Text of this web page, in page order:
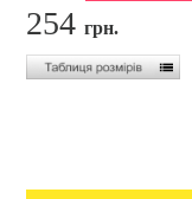
254грн.